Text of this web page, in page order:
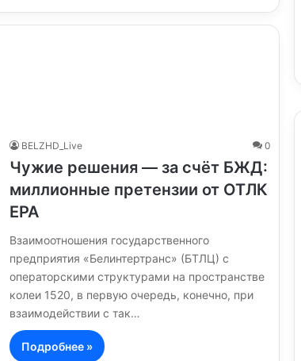
BELZHD_Live 0
Чужие решения — за счёт БЖД:
миллионные претензии от ОТЛК
ЕРА
Взаимоотношения государственного
предприятия «Белинтертранс» (БТЛЦ) с
операторскими структурами на пространстве
колеи 1520, в первую очередь, конечно, при
взаимодействии с так…
Подробнее »